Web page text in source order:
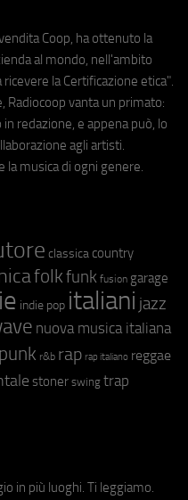
Coop, ha ottenuto la
al mondo, nell'ambito
la Certificazione etica".
Radiocoop vanta un primato:
redazione, e appena può, lo
agli artisti.
la musica di ogni genere.
classica country
folkfunk fusion garage
indie pop italiani jazz
nuova musica italiana
punk r&b rap rap italiano reggae
stoner swing trap
in più luoghi. Ti leggiamo.